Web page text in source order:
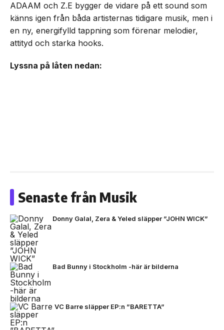
ADAAM och Z.E bygger de vidare på ett sound som
känns igen från båda artisternas tidigare musik, men i
en ny, energifylld tappning som förenar melodier,
attityd och starka hooks.
Lyssna på låten nedan:
Senaste från Musik
Donny Galal, Zera & Yeled släpper ”JOHN WICK”
Bad Bunny i Stockholm -här är bilderna
VC Barre släpper EP:n ”BARETTA”